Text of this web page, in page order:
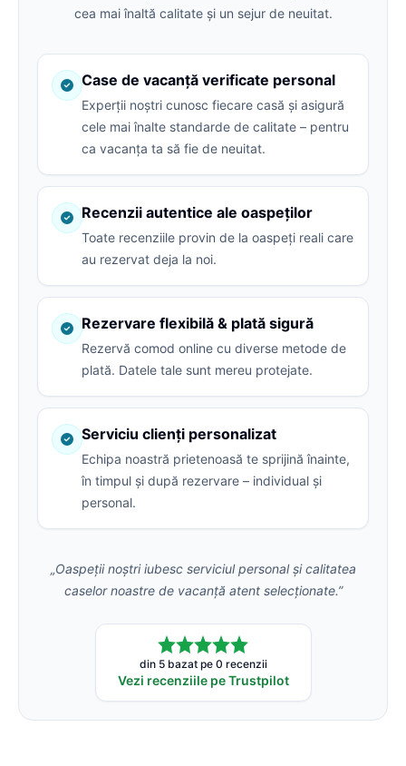
cea mai înaltă calitate și un sejur de neuitat.
Case de vacanță verificate personal
Experții noștri cunosc fiecare casă și asigură
cele mai înalte standarde de calitate – pentru
ca vacanța ta să fie de neuitat.
Recenzii autentice ale oaspeților
Toate recenziile provin de la oaspeți reali care
au rezervat deja la noi.
Rezervare flexibilă & plată sigură
Rezervă comod online cu diverse metode de
plată. Datele tale sunt mereu protejate.
Serviciu clienți personalizat
Echipa noastră prietenoasă te sprijină înainte,
în timpul și după rezervare – individual și
personal.
„Oaspeții noștri iubesc serviciul personal și calitatea
caselor noastre de vacanță atent selecționate.”
din 5 bazat pe 0 recenzii
Vezi recenziile pe Trustpilot